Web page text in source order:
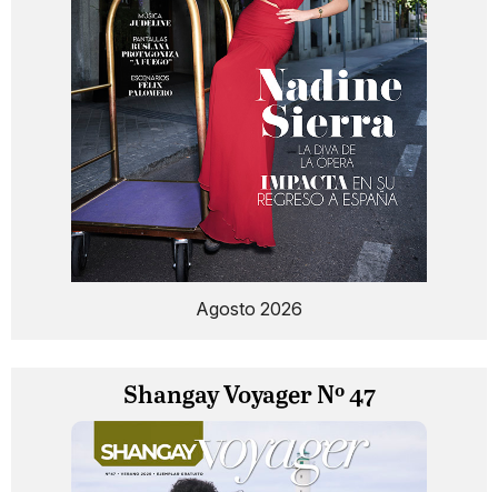
Agosto 2026
Shangay Voyager Nº 47